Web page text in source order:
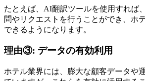
たとえば、AI翻訳ツールを使用すれば
問やリクエストを行うことができ、ホ
できるようになります。
理由③: データの有効利用
ホテル業界には、膨大な顧客データや